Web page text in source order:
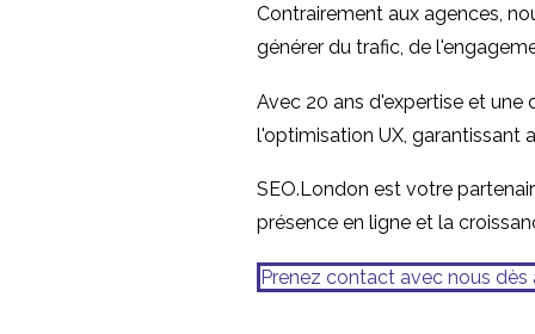
Contrairement aux agences,
générer du trafic, de
Avec 20 ans d'expertise et
l'optimisation UX, garantissant
SEO.London est votre
présence en ligne et la
Prenez contact avec nous dès